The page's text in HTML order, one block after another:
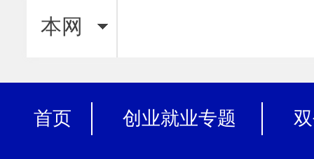
本网
首页 创业就业专题